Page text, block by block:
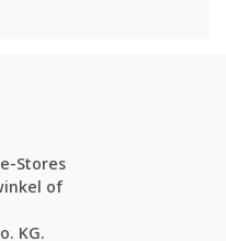
Stores
of
KG.